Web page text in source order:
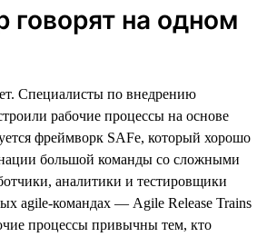
говорят на одном
Специалисты по внедрению
рабочие процессы на основе
фреймворк SAFe, который хорошо
большой команды со сложными
аналитики и тестировщики
agile-командах — Agile Release Trains
процессы привычны тем, кто